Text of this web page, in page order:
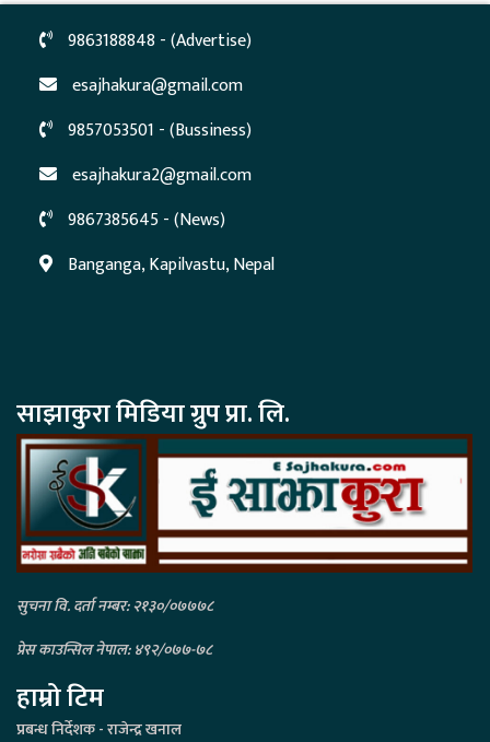
9863188848 - (Advertise)
esajhakura@gmail.com
9857053501 - (Bussiness)
esajhakura2@gmail.com
9867385645 - (News)
Banganga, Kapilvastu, Nepal
साझाकुरा मिडिया ग्रुप प्रा. लि.
सुचना वि. दर्ता नम्बर: २१३०/०७७७८
प्रेस काउन्सिल नेपाल: ४९२/०७७-७८
हाम्रो टिम
प्रबन्ध निर्देशक - राजेन्द्र खनाल